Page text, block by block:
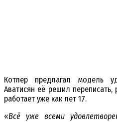
Котлер предлагал модель
Аватисян её решил
работает уже как лет 17.
«Всё уже всеми